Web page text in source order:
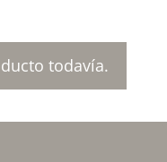
todavía.